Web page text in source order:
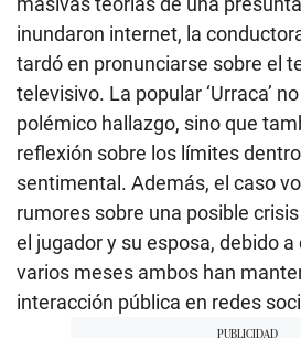
inundaron internet, la
tardó en pronunciarse sobre el
televisivo. La popular ‘Urraca’
polémico hallazgo, sino que
reflexión sobre los límites
sentimental. Además, el caso
rumores sobre una posible
el jugador y su esposa, debido
varios meses ambos han
interacción pública en redes